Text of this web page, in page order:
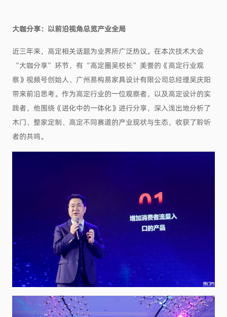
大咖分享： 以前沿视角总览产业全局
近三年来，高定相关话题为业界所广泛热议。在本次技术大会
“大咖分享”环节，有“高定圈吴校长”美誉的《高定行业观
察》视频号创始人、广州易构易家具设计有限公司总经理吴庆阳
带来前沿思考。作为高定行业的一位观察者，以及高定设计的实
践者，他围绕《进化中的一体化》进行分享，深入浅出地分析了
木门、整家定制、高定不同赛道的产业现状与生态，收获了聆听
者的共鸣。